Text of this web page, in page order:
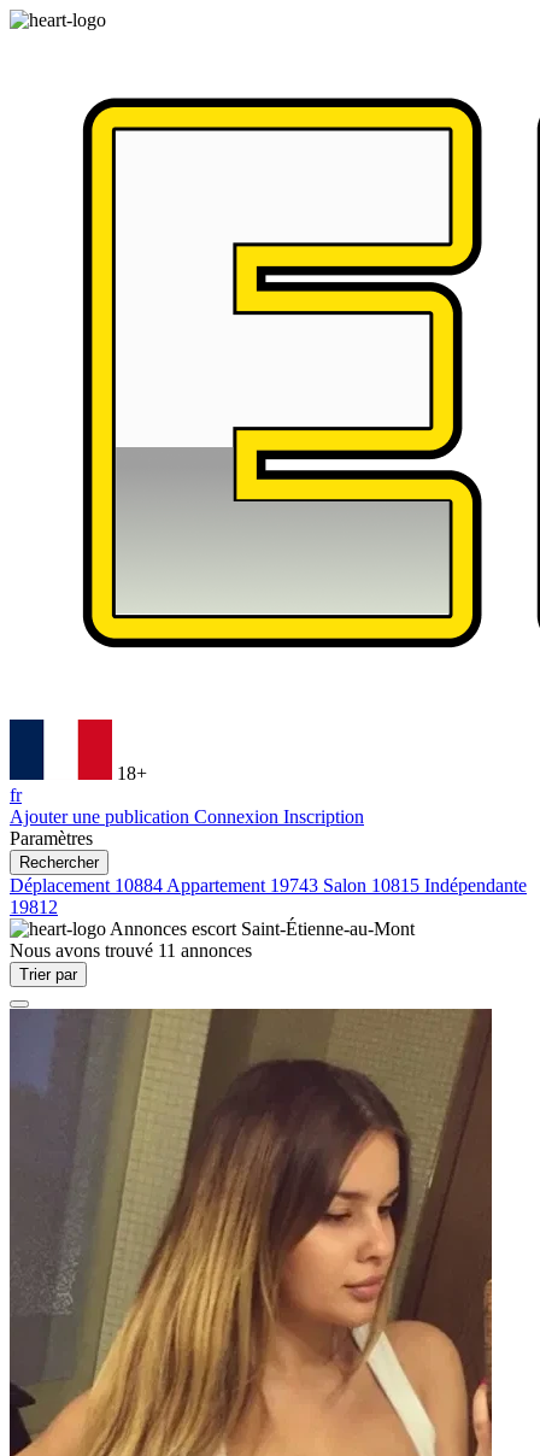
18+
fr
Ajouter une publication Connexion Inscription
Paramètres
Rechercher
Déplacement 10884 Appartement 19743 Salon 10815 Indépendante
19812
Annonces escort Saint-Étienne-au-Mont
Nous avons trouvé 11 annonces
Trier par